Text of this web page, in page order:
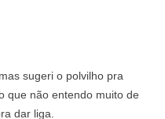
sugeri o polvilho pra
que não entendo muito de
dar liga.